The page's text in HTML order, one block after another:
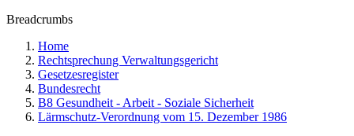
Breadcrumbs
Home
Rechtsprechung Verwaltungsgericht
Gesetzesregister
Bundesrecht
B8 Gesundheit - Arbeit - Soziale Sicherheit
Lärmschutz-Verordnung vom 15. Dezember 1986